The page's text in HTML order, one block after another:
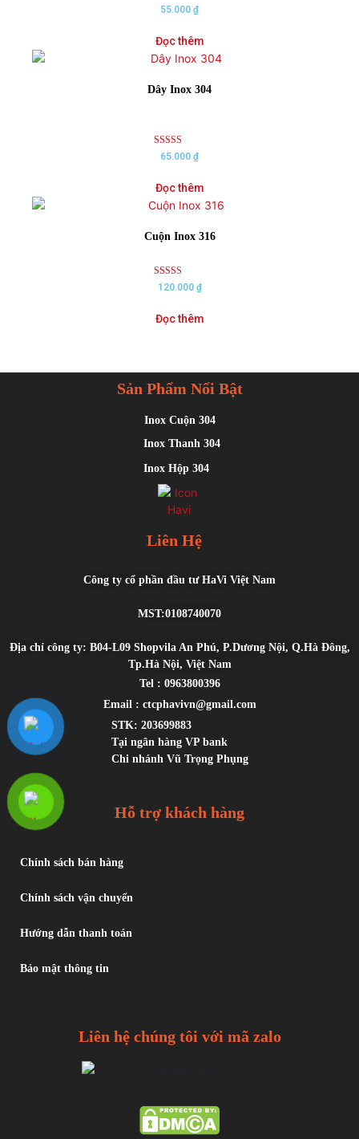
Rated
55.000 ₫
Đọc thêm
Dây Inox 304
Rated
65.000 ₫
Đọc thêm
Cuộn Inox 316
Rated
120.000 ₫
Đọc thêm
Sản Phẩm Nổi Bật
Inox Cuộn 304
Inox Thanh 304
Inox Hộp 304
Liên Hệ
Công ty cổ phần đầu tư HaVi Việt Nam
MST:0108740070
Địa chỉ công ty: B04-L09 Shopvila An Phú, P.Dương Nội, Q.Hà Đông,
Tp.Hà Nội, Việt Nam
Tel : 0963800396
Email : ctcphavivn@gmail.com
STK: 203699883
Tại ngân hàng VP bank
Chi nhánh Vũ Trọng Phụng
Hỗ trợ khách hàng
Chính sách bán hàng
Chính sách vận chuyển
Hướng dẫn thanh toán
Bảo mật thông tin
Liên hệ chúng tôi với mã zalo